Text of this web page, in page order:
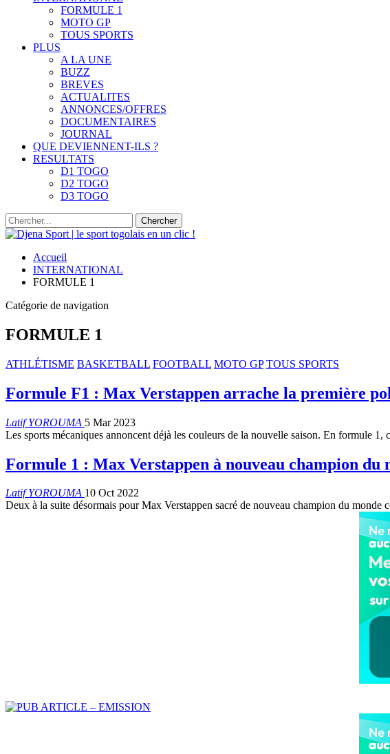
FORMULE 1
MOTO GP
TOUS SPORTS
PLUS
A LA UNE
BUZZ
BREVES
ACTUALITES
ANNONCES/OFFRES
DOCUMENTAIRES
JOURNAL
QUE DEVIENNENT-ILS ?
RESULTATS
D1 TOGO
D2 TOGO
D3 TOGO
Accueil
INTERNATIONAL
FORMULE 1
Catégorie de navigation
FORMULE 1
ATHLÉTISME BASKETBALL FOOTBALL MOTO GP TOUS SPORTS
Formule F1 : Max Verstappen arrache la première
Latif YOROUMA 5 Mar 2023
Les sports mécaniques annoncent déjà les couleurs de la nouvelle saison. En formule 1,
Formule 1 : Max Verstappen à nouveau champion du
Latif YOROUMA 10 Oct 2022
Deux à la suite désormais pour Max Verstappen sacré de nouveau champion du monde